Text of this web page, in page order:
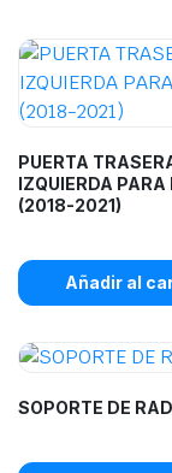
PUERTA
IZQUIERDA PARA
(2018-2021)
Añadir al
SOPORTE DE